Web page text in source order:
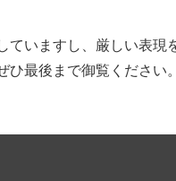
いますし、厳しい表現
最後まで御覧ください。